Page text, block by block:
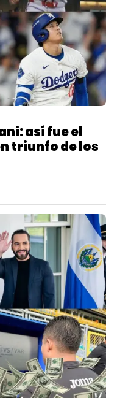
así fue el
triunfo de los